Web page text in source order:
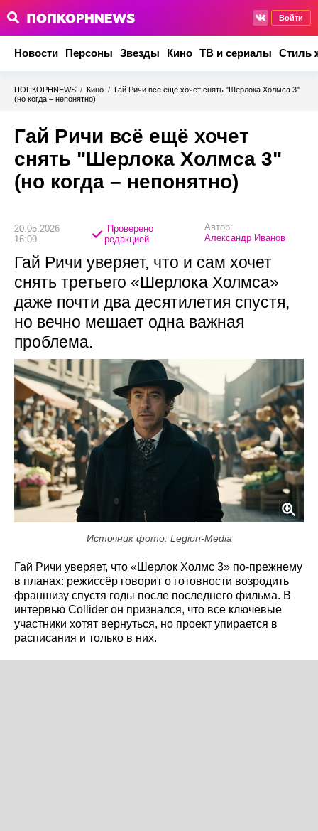
Войти
Новости Персоны Звезды Кино ТВ и сериалы Стиль
ПОПКОРНNEWS / Кино / Гай Ричи всё ещё хочет снять "Шерлока Холмса 3"
(но когда – непонятно)
Гай Ричи всё ещё хочет
снять "Шерлока Холмса 3"
(но когда – непонятно)
20.05.2026
16:09
Проверено
редакцией
Автор:
Александр Иванов
Гай Ричи уверяет, что и сам хочет
снять третьего «Шерлока Холмса»
даже почти два десятилетия спустя,
но вечно мешает одна важная
проблема.
Источник фото: Legion-Media
Гай Ричи уверяет, что «Шерлок Холмс 3» по‑прежнему
в планах: режиссёр говорит о готовности возродить
франшизу спустя годы после последнего фильма. В
интервью Collider он признался, что все ключевые
участники хотят вернуться, но проект упирается в
расписания и только в них.